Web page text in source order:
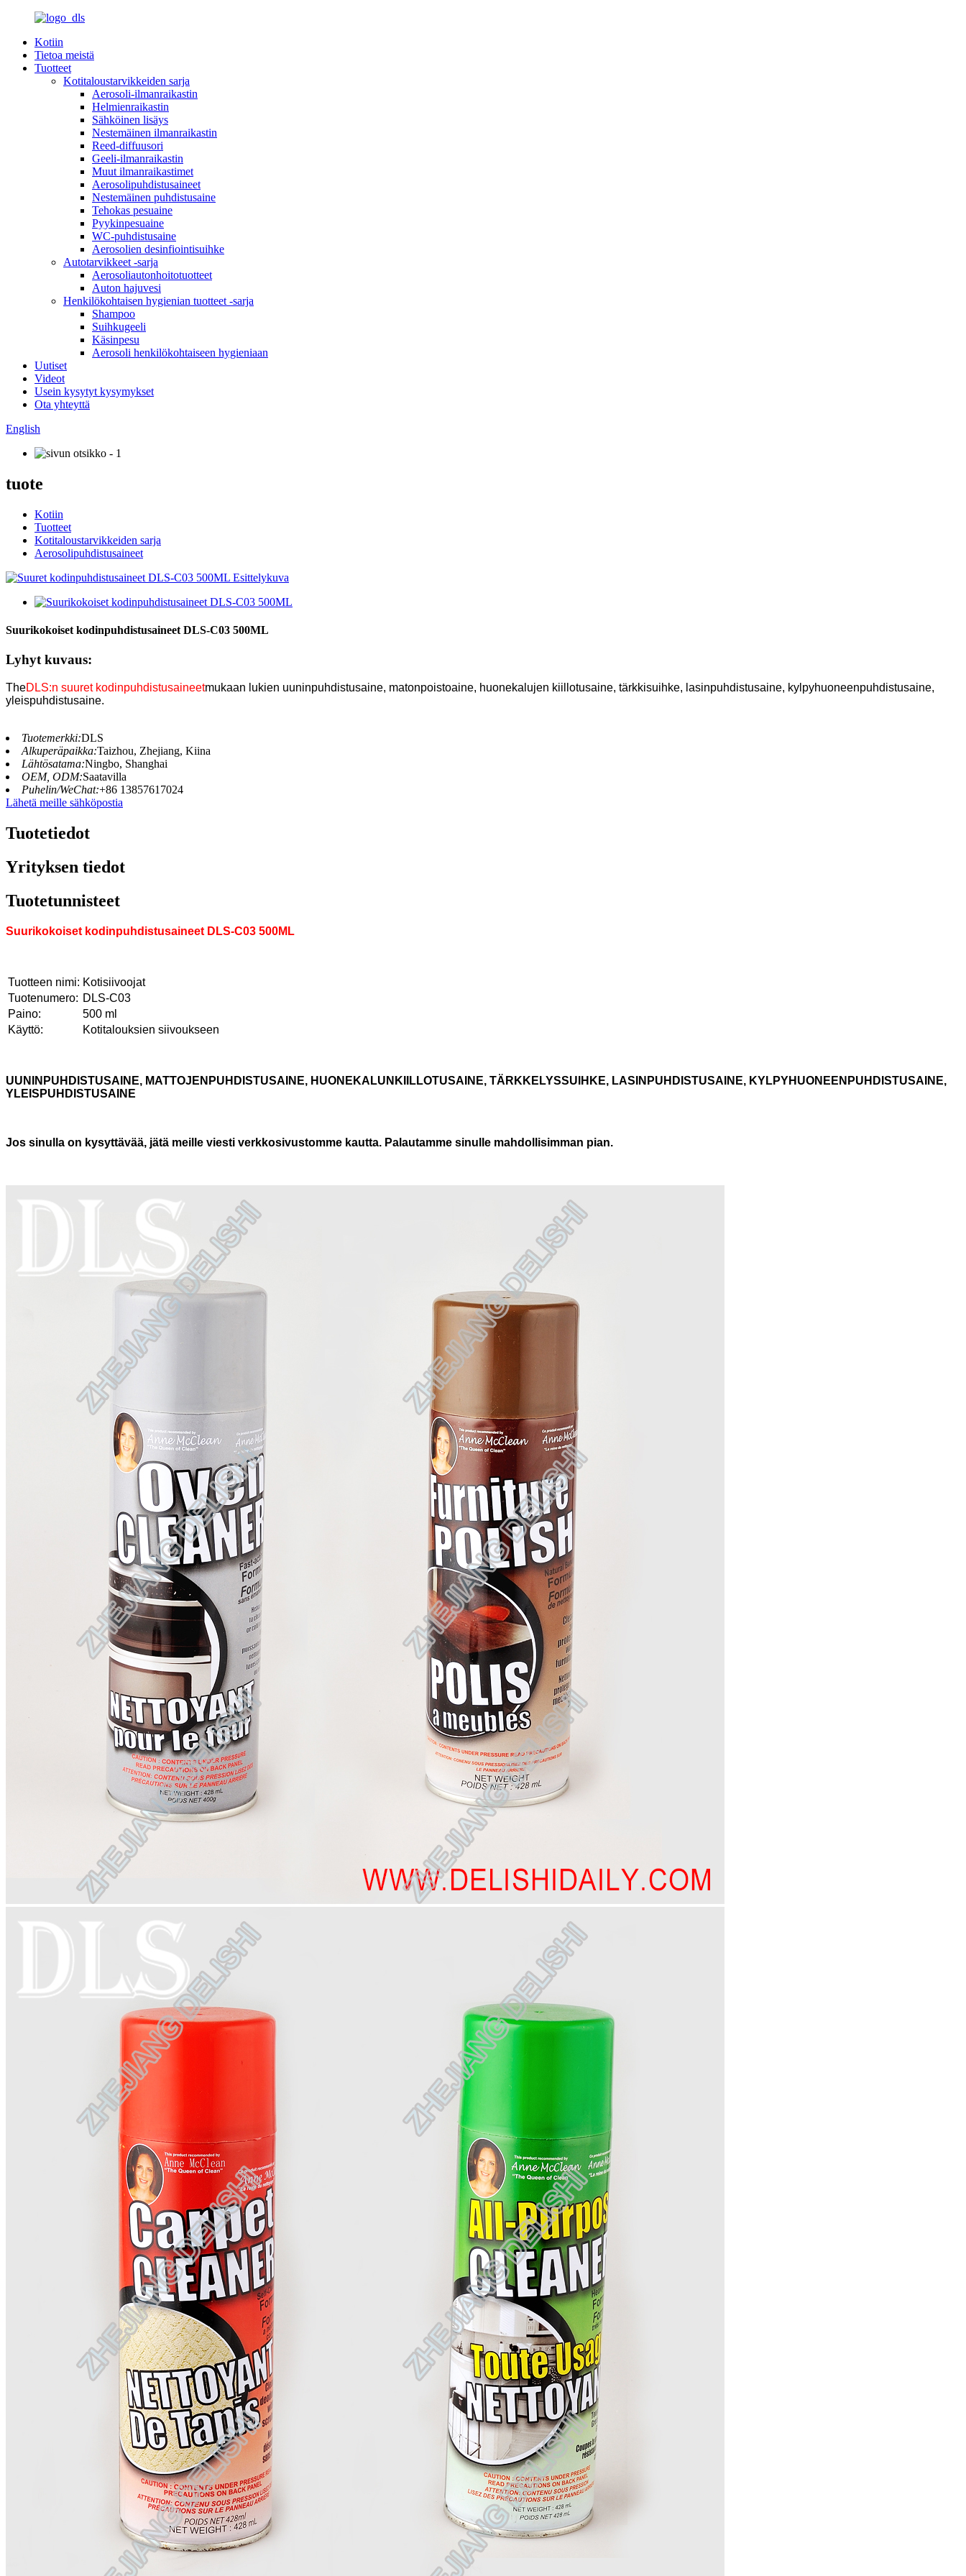
Kotiin
Tietoa meistä
Tuotteet
Kotitaloustarvikkeiden sarja
Aerosoli-ilmanraikastin
Helmienraikastin
Sähköinen lisäys
Nestemäinen ilmanraikastin
Reed-diffuusori
Geeli-ilmanraikastin
Muut ilmanraikastimet
Aerosolipuhdistusaineet
Nestemäinen puhdistusaine
Tehokas pesuaine
Pyykinpesuaine
WC-puhdistusaine
Aerosolien desinfiointisuihke
Autotarvikkeet -sarja
Aerosoliautonhoitotuotteet
Auton hajuvesi
Henkilökohtaisen hygienian tuotteet -sarja
Shampoo
Suihkugeeli
Käsinpesu
Aerosoli henkilökohtaiseen hygieniaan
Uutiset
Videot
Usein kysytyt kysymykset
Ota yhteyttä
English
tuote
Kotiin
Tuotteet
Kotitaloustarvikkeiden sarja
Aerosolipuhdistusaineet
Suurikokoiset kodinpuhdistusaineet DLS-C03 500ML
Lyhyt kuvaus:
TheDLS:n suuret kodinpuhdistusaineetmukaan lukien uuninpuhdistusaine, matonpoistoaine, huonekalujen kiillotusaine, tärkkisuihke, lasinpuhdistusaine, kylpyhuoneenpuhdistusaine,
yleispuhdistusaine.
Tuotemerkki:DLS
Alkuperäpaikka:Taizhou, Zhejiang, Kiina
Lähtösatama:Ningbo, Shanghai
OEM, ODM:Saatavilla
Puhelin/WeChat:+86 13857617024
Lähetä meille sähköpostia
Tuotetiedot
Yrityksen tiedot
Tuotetunnisteet
Suurikokoiset kodinpuhdistusaineet DLS-C03 500ML
Tuotteen nimi: Kotisiivoojat
Tuotenumero: DLS-C03
Paino:
500 ml
Käyttö:
Kotitalouksien siivoukseen
UUNINPUHDISTUSAINE, MATTOJENPUHDISTUSAINE, HUONEKALUNKIILLOTUSAINE, TÄRKKELYSSUIHKE, LASINPUHDISTUSAINE, KYLPYHUONEENPUHDISTUSAINE,
YLEISPUHDISTUSAINE
Jos sinulla on kysyttävää, jätä meille viesti verkkosivustomme kautta. Palautamme sinulle mahdollisimman pian.